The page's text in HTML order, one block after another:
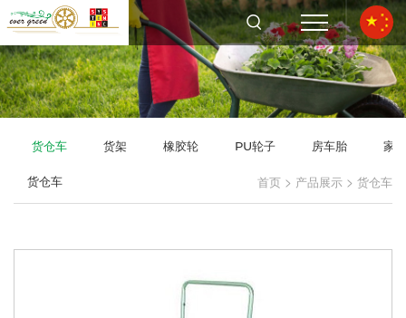
货仓车 货架 橡胶轮 PU轮子 房车胎 家
货仓车 首页 > 产品展示 > 货仓车